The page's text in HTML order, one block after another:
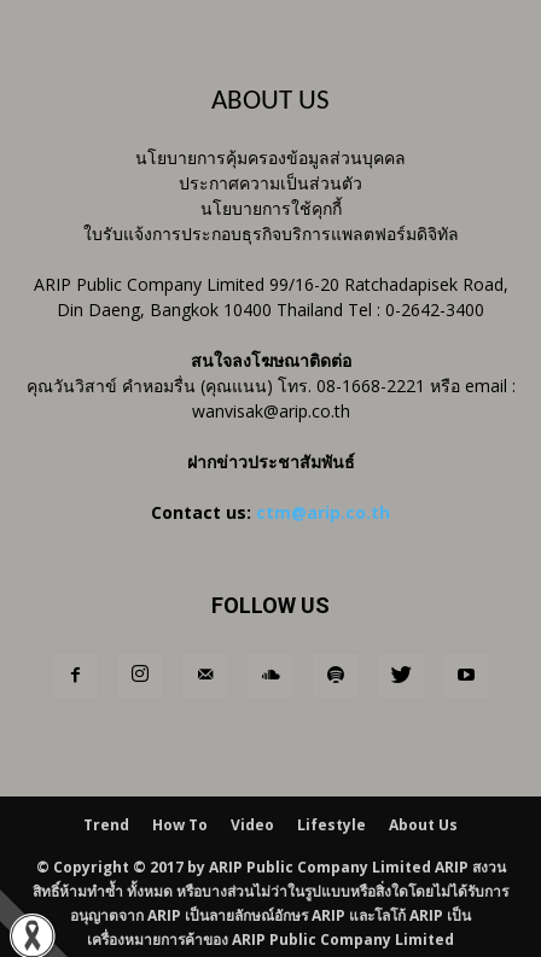
ABOUT US
นโยบายการคุ้มครองข้อมูลส่วนบุคคล
ประกาศความเป็นส่วนตัว
นโยบายการใช้คุกกี้
ใบรับแจ้งการประกอบธุรกิจบริการแพลตฟอร์มดิจิทัล
ARIP Public Company Limited 99/16-20 Ratchadapisek Road,
Din Daeng, Bangkok 10400 Thailand Tel : 0-2642-3400
สนใจลงโฆษณาติดต่อ
คุณวันวิสาข์ คำหอมรื่น (คุณแนน) โทร. 08-1668-2221 หรือ email :
wanvisak@arip.co.th
ฝากข่าวประชาสัมพันธ์
Contact us: ctm@arip.co.th
FOLLOW US
Trend How To Video Lifestyle About Us
© Copyright © 2017 by ARIP Public Company Limited ARIP สงวน
สิทธิ์ห้ามทำซ้ำ ทั้งหมด หรือบางส่วนไม่ว่าในรูปแบบหรือสิ่งใดโดยไม่ได้รับการ
อนุญาตจาก ARIP เป็นลายลักษณ์อักษร ARIP และโลโก้ ARIP เป็น
เครื่องหมายการค้าของ ARIP Public Company Limited